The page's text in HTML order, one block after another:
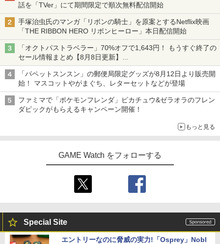
話を「TVer」にて期間限定で順次無料配信開始
手塚治虫氏のマンガ「リボンの騎士」を原案とするNetflix映画
「THE RIBBON HERO リボンヒーロー」本日配信開始
「オクトパストラベラー」70%オフで1,643円！ もうすぐ終了の
セール情報まとめ【8月8日更新】
ニンテンドーeショップでは「大神 絶景版」が67%オフで990円
「パペットスンスン」の郵便局限定グッズが8月12日より販売開
始！ マスコットやがまぐち、レターセットなどが登場
ファミマで「ポケモンフレンダ」ピカチュウ&ゼラオラのフレン
ダピックがもらえるキャンペーン開催！
もっと見る
GAME Watch をフォローする
Special Site
エントリーなのに脅威の実力!「Osprey」Nobl